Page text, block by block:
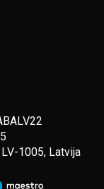
1005, Latvija